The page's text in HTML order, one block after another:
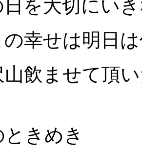
を大切にい
幸せは明日
山飲ませて頂
きめき